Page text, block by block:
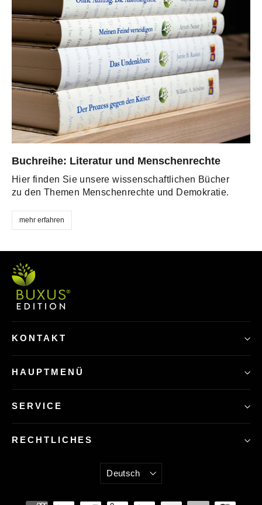
Buchreihe: Literatur und Menschenrechte
Hier finden Sie unsere wissenschaftlichen Bücher
zu den Themen Menschenrechte und Demokratie.
mehr erfahren
KONTAKT
HAUPTMENÜ
SERVICE
RECHTLICHES
Sprache
Deutsch